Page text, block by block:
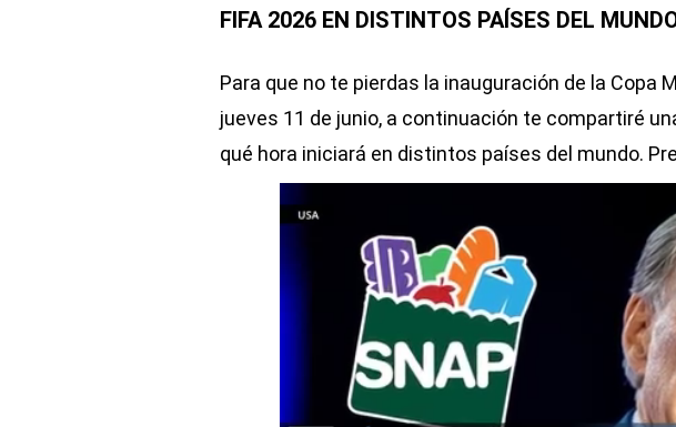
FIFA 2026 EN DISTINTOS PAÍSES DEL
Para que no te pierdas la inauguración de la Copa
jueves 11 de junio, a continuación te compartiré
qué hora iniciará en distintos países del mundo.